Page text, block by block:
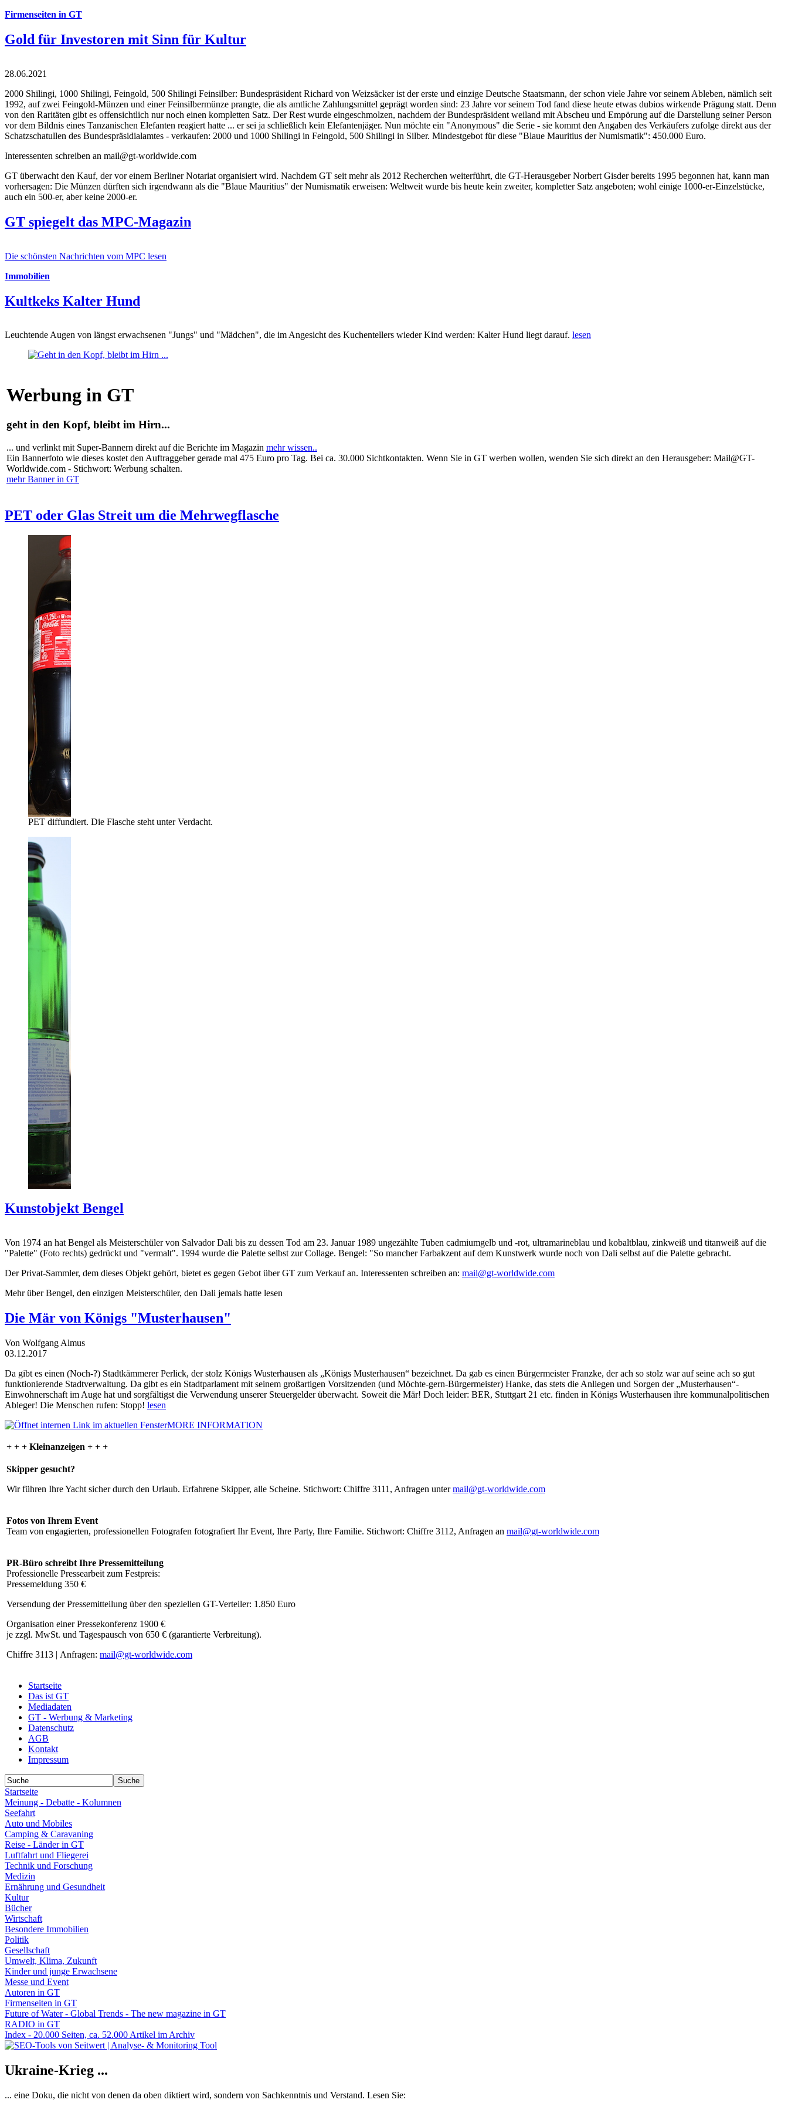
Firmenseiten in GT
Gold für Investoren mit Sinn für Kultur
28.06.2021
2000 Shilingi, 1000 Shilingi, Feingold, 500 Shilingi Feinsilber: Bundespräsident Richard von Weizsäcker ist der erste und einzige Deutsche Staatsmann, der schon viele Jahre vor seinem Ableben, nämlich seit
1992, auf zwei Feingold-Münzen und einer Feinsilbermünze prangte, die als amtliche Zahlungsmittel geprägt worden sind: 23 Jahre vor seinem Tod fand diese heute etwas dubios wirkende Prägung statt. Denn
von den Raritäten gibt es offensichtlich nur noch einen kompletten Satz. Der Rest wurde eingeschmolzen, nachdem der Bundespräsident weiland mit Abscheu und Empörung auf die Darstellung seiner Person
vor dem Bildnis eines Tanzanischen Elefanten reagiert hatte ... er sei ja schließlich kein Elefantenjäger. Nun möchte ein "Anonymous" die Serie - sie kommt den Angaben des Verkäufers zufolge direkt aus der
Schatzschatullen des Bundespräsidialamtes - verkaufen: 2000 und 1000 Shilingi in Feingold, 500 Shilingi in Silber. Mindestgebot für diese "Blaue Mauritius der Numismatik": 450.000 Euro.
Interessenten schreiben an mail@gt-worldwide.com
GT überwacht den Kauf, der vor einem Berliner Notariat organisiert wird. Nachdem GT seit mehr als 2012 Recherchen weiterführt, die GT-Herausgeber Norbert Gisder bereits 1995 begonnen hat, kann man
vorhersagen: Die Münzen dürften sich irgendwann als die "Blaue Mauritius" der Numismatik erweisen: Weltweit wurde bis heute kein zweiter, kompletter Satz angeboten; wohl einige 1000-er-Einzelstücke,
auch ein 500-er, aber keine 2000-er.
GT spiegelt das MPC-Magazin
Die schönsten Nachrichten vom MPC lesen
Immobilien
Kultkeks Kalter Hund
Leuchtende Augen von längst erwachsenen "Jungs" und "Mädchen", die im Angesicht des Kuchentellers wieder Kind werden: Kalter Hund liegt darauf. lesen
Werbung in GT
geht in den Kopf, bleibt im Hirn...
... und verlinkt mit Super-Bannern direkt auf die Berichte im Magazin mehr wissen..
Ein Bannerfoto wie dieses kostet den Auftraggeber gerade mal 475 Euro pro Tag. Bei ca. 30.000 Sichtkontakten. Wenn Sie in GT werben wollen, wenden Sie sich direkt an den Herausgeber: Mail@GT-
Worldwide.com - Stichwort: Werbung schalten.
mehr Banner in GT
PET oder Glas Streit um die Mehrwegflasche
PET diffundiert. Die Flasche steht unter Verdacht.
Kunstobjekt Bengel
Von 1974 an hat Bengel als Meisterschüler von Salvador Dali bis zu dessen Tod am 23. Januar 1989 ungezählte Tuben cadmiumgelb und -rot, ultramarineblau und kobaltblau, zinkweiß und titanweiß auf die
"Palette" (Foto rechts) gedrückt und "vermalt". 1994 wurde die Palette selbst zur Collage. Bengel: "So mancher Farbakzent auf dem Kunstwerk wurde noch von Dali selbst auf die Palette gebracht.
Der Privat-Sammler, dem dieses Objekt gehört, bietet es gegen Gebot über GT zum Verkauf an. Interessenten schreiben an: mail@gt-worldwide.com
Mehr über Bengel, den einzigen Meisterschüler, den Dali jemals hatte lesen
Die Mär von Königs "Musterhausen"
Von Wolfgang Almus
03.12.2017
Da gibt es einen (Noch-?) Stadtkämmerer Perlick, der stolz Königs Wusterhausen als „Königs Musterhausen“ bezeichnet. Da gab es einen Bürgermeister Franzke, der ach so stolz war auf seine ach so gut
funktionierende Stadtverwaltung. Da gibt es ein Stadtparlament mit seinem großartigen Vorsitzenden (und Möchte-gern-Bürgermeister) Hanke, das stets die Anliegen und Sorgen der „Musterhausen“-
Einwohnerschaft im Auge hat und sorgfältigst die Verwendung unserer Steuergelder überwacht. Soweit die Mär! Doch leider: BER, Stuttgart 21 etc. finden in Königs Wusterhausen ihre kommunalpolitischen
Ableger! Die Menschen rufen: Stopp! lesen
MORE INFORMATION
+ + + Kleinanzeigen + + +
Skipper gesucht?
Wir führen Ihre Yacht sicher durch den Urlaub. Erfahrene Skipper, alle Scheine. Stichwort: Chiffre 3111, Anfragen untermail@gt-worldwide.com
Fotos von Ihrem Event
Team von engagierten, professionellen Fotografen fotografiert Ihr Event, Ihre Party, Ihre Familie. Stichwort: Chiffre 3112, Anfragen an mail@gt-worldwide.com
PR-Büro schreibt Ihre Pressemitteilung
Professionelle Pressearbeit zum Festpreis:
Pressemeldung 350 €
Versendung der Pressemitteilung über den speziellen GT-Verteiler: 1.850 Euro
Organisation einer Pressekonferenz 1900 €
je zzgl. MwSt. und Tagespausch von 650 € (garantierte Verbreitung).
Chiffre 3113 | Anfragen: mail@gt-worldwide.com
Startseite
Das ist GT
Mediadaten
GT - Werbung & Marketing
Datenschutz
AGB
Kontakt
Impressum
Startseite
Meinung - Debatte - Kolumnen
Seefahrt
Auto und Mobiles
Camping & Caravaning
Reise - Länder in GT
Luftfahrt und Fliegerei
Technik und Forschung
Medizin
Ernährung und Gesundheit
Kultur
Bücher
Wirtschaft
Besondere Immobilien
Politik
Gesellschaft
Umwelt, Klima, Zukunft
Kinder und junge Erwachsene
Messe und Event
Autoren in GT
Firmenseiten in GT
Future of Water - Global Trends - The new magazine in GT
RADIO in GT
Index - 20.000 Seiten, ca. 52.000 Artikel im Archiv
Ukraine-Krieg ...
... eine Doku, die nicht von denen da oben diktiert wird, sondern von Sachkenntnis und Verstand. Lesen Sie: